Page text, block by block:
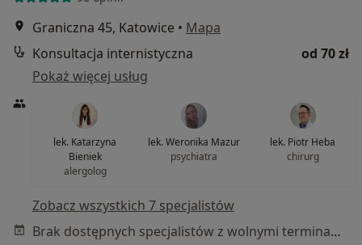
Graniczna 45, Katowice • Mapa
Konsultacja internistyczna
od 70 zł
Pokaż więcej usług
lek. Katarzyna
Bieniek
alergolog
lek. Weronika Mazur
psychiatra
lek. Piotr Heba
chirurg
Zobacz wszystkich 7 specjalistów
Brak dostępnych specjalistów z wolnymi terminami w tym centrum medycznym.